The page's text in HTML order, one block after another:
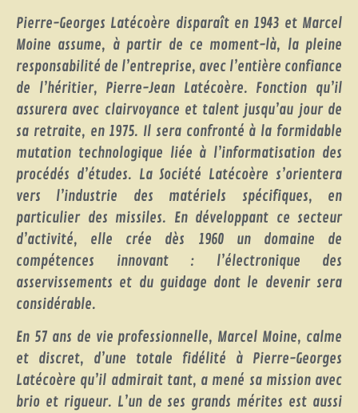
Pierre-Georges Latécoère disparaît en 1943 et Marcel
Moine assume, à partir de ce moment-là, la pleine
responsabilité de l’entreprise, avec l’entière confiance
de l’héritier, Pierre-Jean Latécoère. Fonction qu’il
assurera avec clairvoyance et talent jusqu’au jour de
sa retraite, en 1975. Il sera confronté à la formidable
mutation technologique liée à l’informatisation des
procédés d’études. La Société Latécoère s’orientera
vers l’industrie des matériels spécifiques, en
particulier des missiles. En développant ce secteur
d’activité, elle crée dès 1960 un domaine de
compétences innovant : l’électronique des
asservissements et du guidage dont le devenir sera
considérable.
En 57 ans de vie professionnelle, Marcel Moine, calme
et discret, d’une totale fidélité à Pierre-Georges
Latécoère qu’il admirait tant, a mené sa mission avec
brio et rigueur. L’un de ses grands mérites est aussi